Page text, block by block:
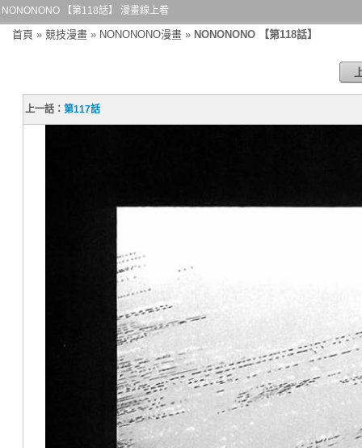
NONONONO 【第118話】 漫畫線上看
首頁 » 競技漫畫 » NONONONO漫畫 » NONONONO 【第118話】
上一話：第117話